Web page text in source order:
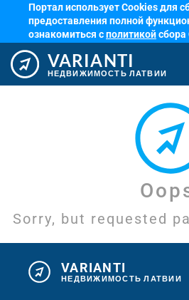
Портал использует Cookies для
предоставления полной
ознакомиться сполитикойсбора
VARIANTI
НЕДВИЖИМОСТЬ ЛАТВИИ
Sorry, but requested
VARIANTI
НЕДВИЖИМОСТЬ ЛАТВИИ